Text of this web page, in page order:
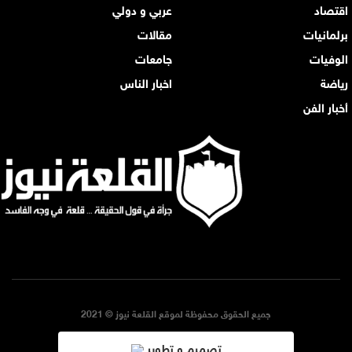
اقتصاد
عربي و دولي
برلمانيات
مقالات
الوفيات
جامعات
رياضة
اخبار الناس
أخبار الفن
جميع الحقوق محفوظة لموقع القلعة نيوز © 2021
تصميم و تطوير